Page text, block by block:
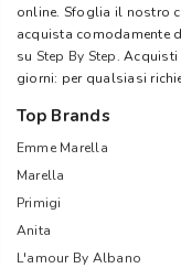
online. Sfoglia il nostro
acquista comodamente
su Step By Step. Acquisti
giorni: per qualsiasi
Top Brands
Emme Marella
Marella
Primigi
Anita
L'amour By Albano